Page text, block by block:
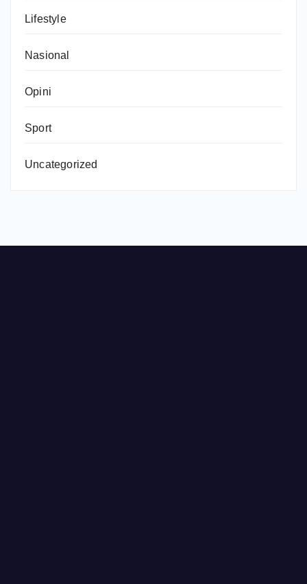
Lifestyle
Nasional
Opini
Sport
Uncategorized